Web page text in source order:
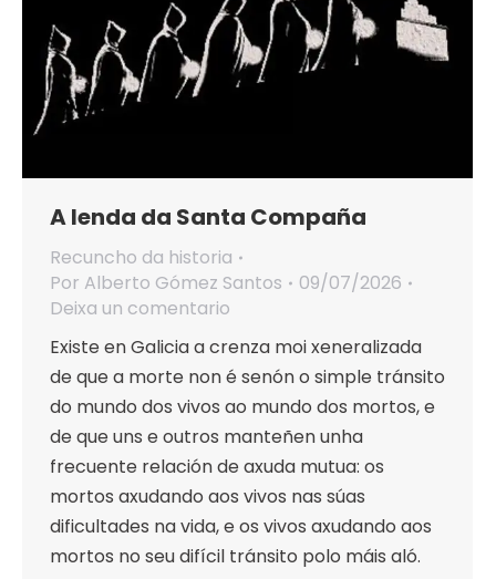
A lenda da Santa Compaña
Recuncho da historia
Por Alberto Gómez Santos
09/07/2026
Deixa un comentario
Existe en Galicia a crenza moi xeneralizada
de que a morte non é senón o simple tránsito
do mundo dos vivos ao mundo dos mortos, e
de que uns e outros manteñen unha
frecuente relación de axuda mutua: os
mortos axudando aos vivos nas súas
dificultades na vida, e os vivos axudando aos
mortos no seu difícil tránsito polo máis aló.